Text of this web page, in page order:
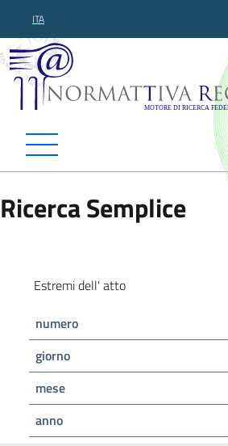
ITA
Normattiva
Ricerca Semplice
Estremi dell' atto
numero
giorno
mese
anno